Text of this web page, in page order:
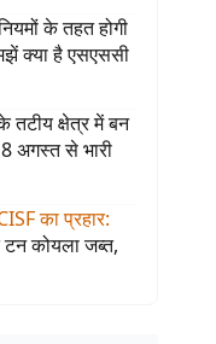
के तहत होगी
क्या है एसएससी
तटीय क्षेत्र में बन
अगस्त से भारी
का प्रहार:
टन कोयला जब्त,